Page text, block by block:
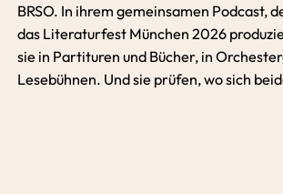
BRSO. In ihrem gemeinsamen Podcast,
das Literaturfest München 2026
sie in Partituren und Bücher, in
Lesebühnen. Und sie prüfen, wo sich